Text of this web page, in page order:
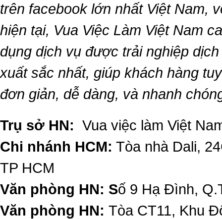
trên facebook lớn nhất Việt Nam,
hiện tại, Vua Việc Làm Việt Nam
dụng dịch vụ được trải nghiệp
xuất sắc nhất, giúp khách hàng
đơn giản, dễ dàng, và nhanh
Trụ sở HN: Vua việc làm Việt
Chi nhánh HCM: Tòa nhà Dali,
TP HCM
Văn phòng HN: Số 9 Hạ Đình,
Văn phòng HN: Tòa CT11, Khu